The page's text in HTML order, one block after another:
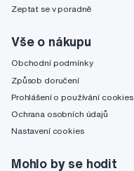
Zeptat se v poradně
Vše o nákupu
Obchodní podmínky
Způsob doručení
Prohlášení o používání cookies
Ochrana osobních údajů
Nastavení cookies
Mohlo by se hodit